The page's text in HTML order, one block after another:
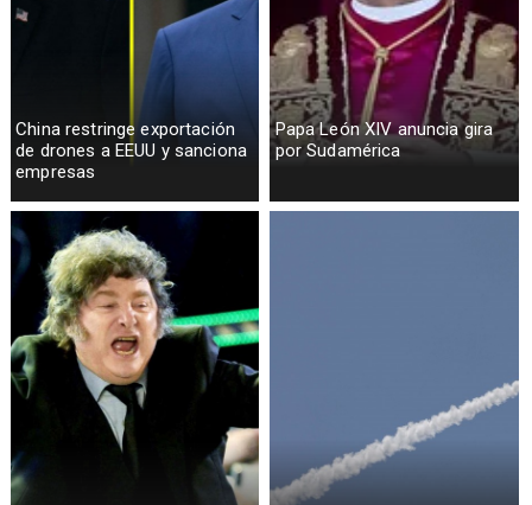
China restringe exportación
de drones a EEUU y sanciona
empresas
Papa León XIV anuncia gira
por Sudamérica